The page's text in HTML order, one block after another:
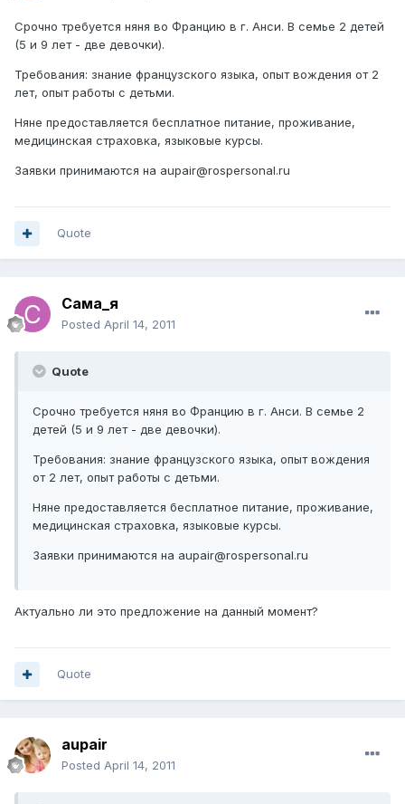
Срочно требуется няня во Францию в г. Анси. В семье 2 детей
(5 и 9 лет - две девочки).
Требования: знание французского языка, опыт вождения от 2
лет, опыт работы с детьми.
Няне предоставляется бесплатное питание, проживание,
медицинская страховка, языковые курсы.
Заявки принимаются на aupair@rospersonal.ru
Quote
Сама_я
Posted April 14, 2011
Quote
Срочно требуется няня во Францию в г. Анси. В семье 2
детей (5 и 9 лет - две девочки).
Требования: знание французского языка, опыт вождения
от 2 лет, опыт работы с детьми.
Няне предоставляется бесплатное питание, проживание,
медицинская страховка, языковые курсы.
Заявки принимаются на aupair@rospersonal.ru
Актуально ли это предложение на данный момент?
Quote
aupair
Posted April 14, 2011